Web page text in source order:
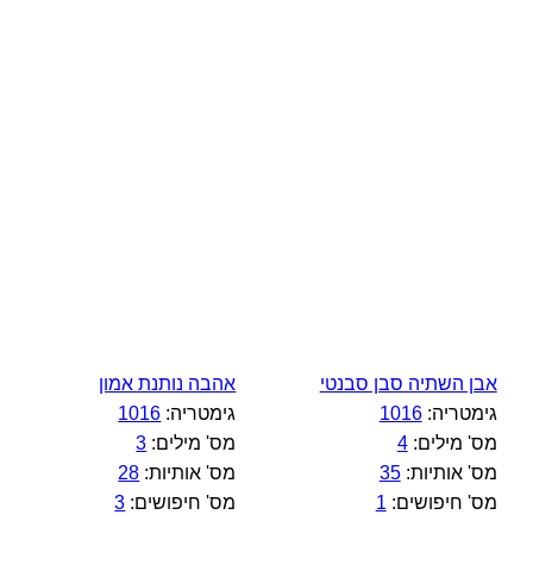
אבן השתיה סבן סבנטי
גימטריה:1016
מס' מילים:4
מס' אותיות:35
מס' חיפושים: 1
אהבה נותנת אמון
גימטריה: 1016
מס' מילים: 3
מס' אותיות: 28
מס' חיפושים: 3